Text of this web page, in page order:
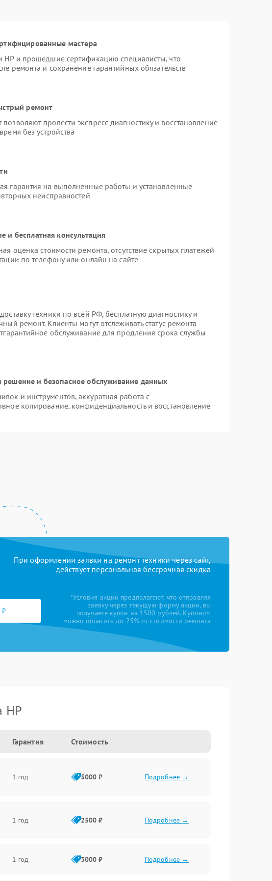
мастера
HP и прошедшие сертификацию специалисты, что
ремонта и сохранение гарантийных обязательств
ремонт
провести экспресс-диагностику и восстановление
без устройства
гарантия на выполненные работы и установленные
неисправностей
и бесплатная консультация
оценка стоимости ремонта, отсутствие скрытых платежей
по телефону или онлайн на сайте
техники по всей РФ, бесплатную диагностику и
ремонт. Клиенты могут отслеживать статус ремонта
обслуживание для продления срока службы
и безопасное обслуживание данных
и инструментов, аккуратная работа с
копирование, конфиденциальность и восстановление
При оформлении заявки на ремонт техники через сайт,
действует персональная бессрочная скидка
₽
*Условия акции предполагают, что отправляя
заявку через текущую форму акции, вы
получаете купон на 1500 рублей. Купоном
можно оплатить до 25% от стоимости ремонта
HP
Гарантия Стоимость
1 год 5000 ₽ Подробнее →
1 год 2500 ₽ Подробнее →
1 год 3000 ₽ Подробнее →